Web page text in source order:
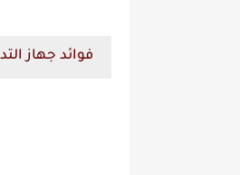
فوائد جهاز